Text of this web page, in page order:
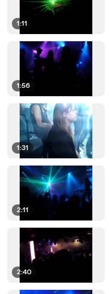
1:11
1:56
1:31
2:11
2:40